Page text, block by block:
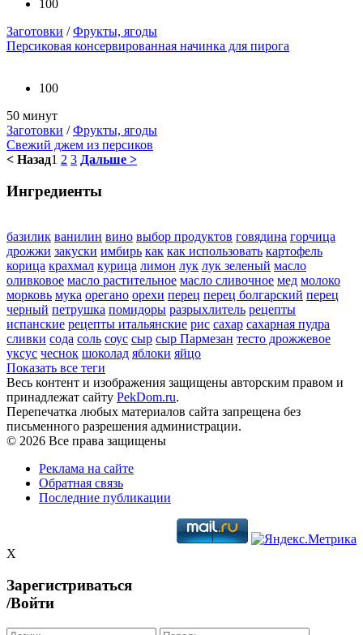
100
Заготовки /Фрукты, ягоды
Персиковая консервированная начинка для пирога
100
50 минут
Заготовки /Фрукты, ягоды
Свежий джем из персиков
< Назад1 2 3 Дальше >
Ингредиенты
базилик ванилин вино выбор продуктов говядина горчица
дрожжи закуски имбирь как как использовать картофель
корица крахмал курица лимон лук лук зеленый масло
оливковое масло растительное масло сливочное мед молоко
морковь мука орегано орехи перец перец болгарский перец
черный петрушка помидоры разрыхлитель рецепты
испанские рецепты итальянские рис сахар сахарная пудра
сливки сода соль соус сыр сыр Пармезан тесто дрожжевое
уксус чеснок шоколад яблоки яйцо
Показать все теги
Весь контент и изображения защищены авторским правом и
принадлежат сайту PekDom.ru.
Перепечатка любых материалов сайта запрещена без
письменного разрешения администрации.
© 2026 Все права защищены
Реклама на сайте
Обратная связь
Последние публикации
X
Зарегистриваться
/Войти